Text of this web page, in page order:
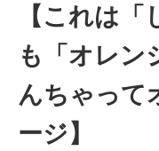
【これは
も「オレン
んちゃって
ージ】